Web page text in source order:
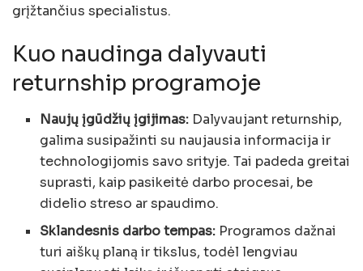
grįžtančius specialistus.
Kuo naudinga dalyvauti
returnship programoje
Naujų įgūdžių įgijimas: Dalyvaujant returnship,
galima susipažinti su naujausia informacija ir
technologijomis savo srityje. Tai padeda greitai
suprasti, kaip pasikeitė darbo procesai, be
didelio streso ar spaudimo.
Sklandesnis darbo tempas: Programos dažnai
turi aiškų planą ir tikslus, todėl lengviau